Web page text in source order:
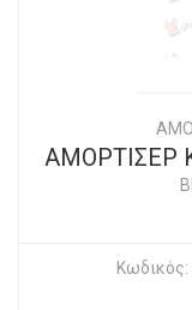
ΑΜΟΡΤΙΣΕΡ
Κωδικός: